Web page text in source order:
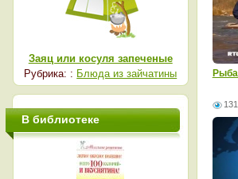
Заяц или косуля запеченые
Рубрика: : Блюда из зайчатины
В библиотеке